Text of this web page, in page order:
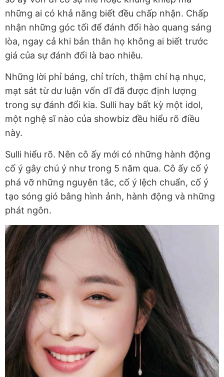
những ai có khả năng biết đều chấp nhận. Chấp
nhận những góc tối để đánh đổi hào quang sáng
lòa, ngay cả khi bản thân họ không ai biết trước
giá của sự đánh đổi là bao nhiêu.
Những lời phỉ báng, chỉ trích, thậm chí hạ nhục,
mạt sát từ dư luận vốn dĩ đã được định lượng
trong sự đánh đổi kia. Sulli hay bất kỳ một idol,
một nghệ sĩ nào của showbiz đều hiểu rõ điều
này.
Sulli hiểu rõ. Nên cô ấy mới có những hành động
cố ý gây chú ý như trong 5 năm qua. Cô ấy cố ý
phá vỡ những nguyên tắc, cố ý lệch chuẩn, cố ý
tạo sóng gió bằng hình ảnh, hành động và những
phát ngôn.